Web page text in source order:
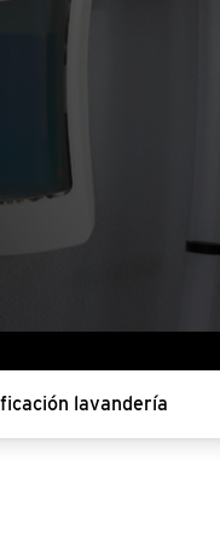
lavandería